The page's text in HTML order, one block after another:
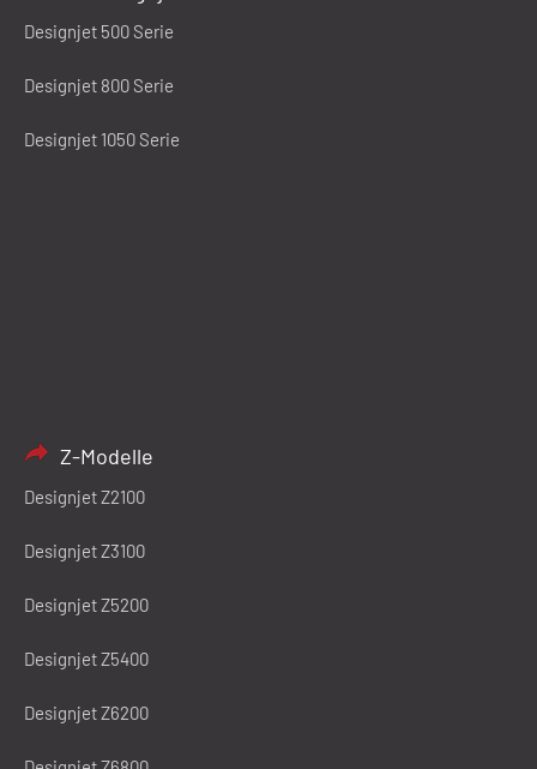
Designjet 500 Serie
Designjet 800 Serie
Designjet 1050 Serie
Z-Modelle
Designjet Z2100
Designjet Z3100
Designjet Z5200
Designjet Z5400
Designjet Z6200